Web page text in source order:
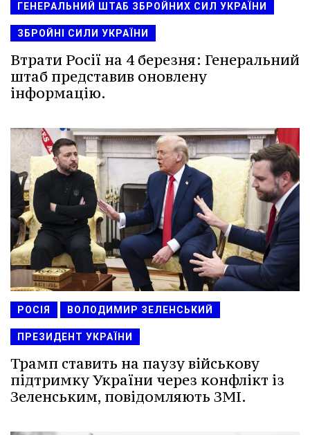
ГЕНЕРАЛЬНИЙ ШТАБ ЗБРОЙНИХ СИЛ УКРАЇНИ
ЗБРОЙНІ СИЛИ УКРАЇНИ
Втрати Росії на 4 березня: Генеральний
штаб представив оновлену
інформацію.
РОСІЯ ВОЛОДИМИР ЗЕЛЕНСЬКИЙ
ПРЕЗИДЕНТ УКРАЇНИ
Трамп ставить на паузу військову
підтримку України через конфлікт із
Зеленським, повідомляють ЗМІ.